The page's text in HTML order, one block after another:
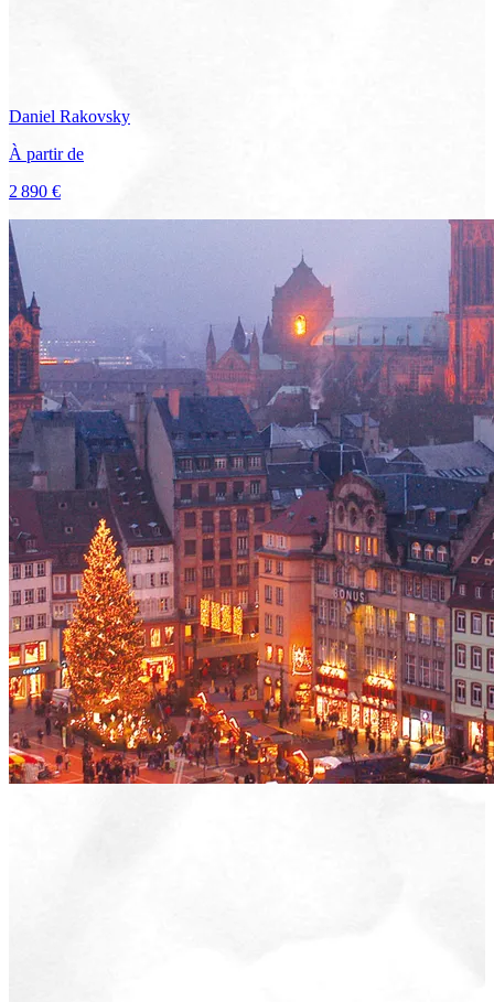
Daniel Rakovsky
À partir de
2 890 €
Voir le voyage